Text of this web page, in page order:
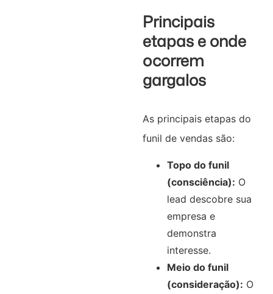
Principais
etapas e onde
ocorrem
gargalos
As principais etapas do
funil de vendas são:
Topo do funil
(consciência): O
lead descobre sua
empresa e
demonstra
interesse.
Meio do funil
(consideração): O